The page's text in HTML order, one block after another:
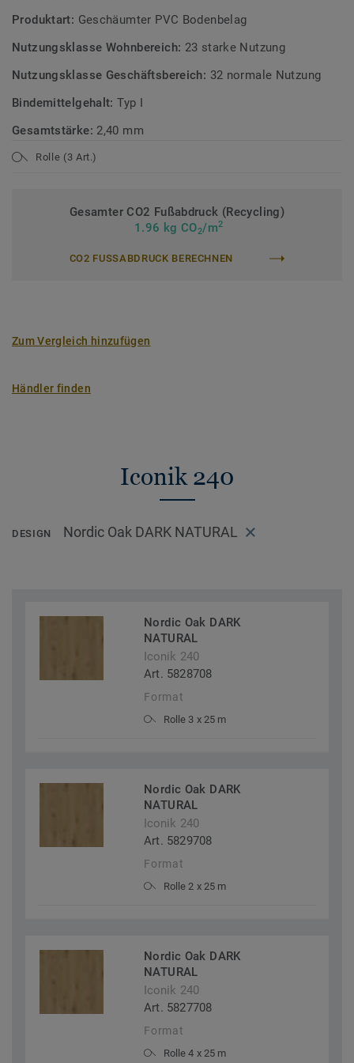
Produktart: Geschäumter PVC Bodenbelag
Nutzungsklasse Wohnbereich: 23 starke Nutzung
Nutzungsklasse Geschäftsbereich: 32 normale Nutzung
Bindemittelgehalt:Typ I
Gesamtstärke: 2,40 mm
Rolle (3 Art.)
Gesamter CO2 Fußabdruck (Recycling)
1.96 kg CO2/m2
CO2 FUSSABDRUCK BERECHNEN
Zum Vergleich hinzufügen
Händler finden
Iconik 240
DESIGN Nordic Oak DARK NATURAL
Nordic Oak DARK
NATURAL
Iconik 240
Art. 5828708
Format
Rolle 3 x 25 m
Nordic Oak DARK
NATURAL
Iconik 240
Art. 5829708
Format
Rolle 2 x 25 m
Nordic Oak DARK
NATURAL
Iconik 240
Art. 5827708
Format
Rolle 4 x 25 m